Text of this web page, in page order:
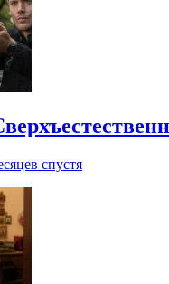
спустя